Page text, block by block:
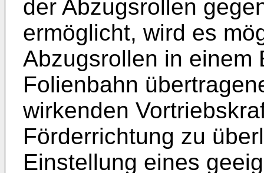
der Abzugsrollen
ermöglicht, wird es
Abzugsrollen in einem
Folienbahn
wirkenden
Förderrichtung zu
Einstellung eines